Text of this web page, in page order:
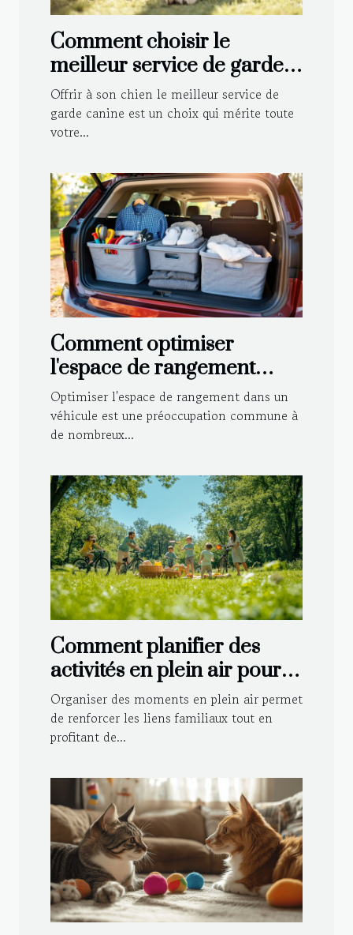
Comment choisir le
meilleur service de garde
canine pour votre
compagnon ?
Offrir à son chien le meilleur service de
garde canine est un choix qui mérite toute
votre...
Comment optimiser
l'espace de rangement
dans votre véhicule ?
Optimiser l'espace de rangement dans un
véhicule est une préoccupation commune à
de nombreux...
Comment planifier des
activités en plein air pour
toute la famille ?
Organiser des moments en plein air permet
de renforcer les liens familiaux tout en
profitant de...